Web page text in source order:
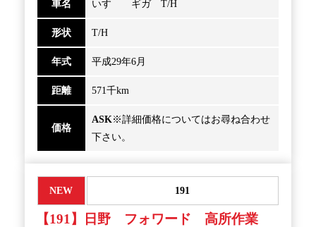
車名 いすゞ ギガ T/H
形状 T/H
年式 平成29年6月
距離 571千km
価格
ASK※詳細価格についてはお尋ね合わせ
下さい。
NEW 191
【191】日野 フォワード 高所作業